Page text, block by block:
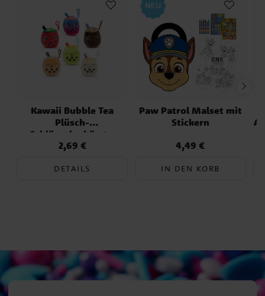
ausgelegt, leicht von Kinderhänden zu
greifen. Eine beliebte Aktivität, die lange
Freude bereitet.
Kawaii Bubble Tea
Plüsch-
Schlüsselanhänger
Preis:2,69 €
2,69 €
DETAILS
Paw Patrol Malset mit
Stickern
Preis:4,49 €
4,49 €
IN DEN KORB